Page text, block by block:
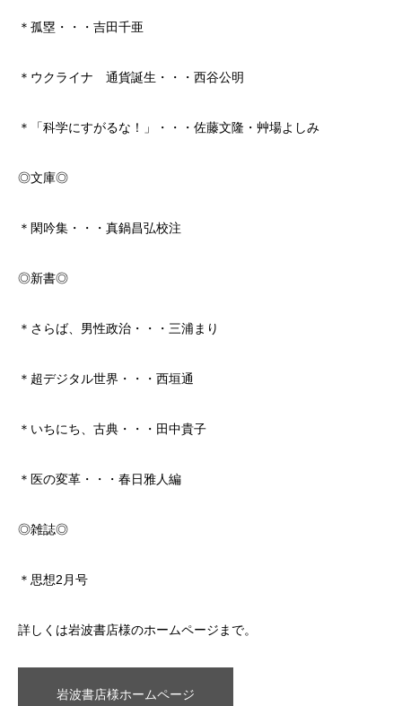
＊孤塁・・・吉田千亜
＊ウクライナ 通貨誕生・・・西谷公明
＊「科学にすがるな！」・・・佐藤文隆・艸場よしみ
◎文庫◎
＊閑吟集・・・真鍋昌弘校注
◎新書◎
＊さらば、男性政治・・・三浦まり
＊超デジタル世界・・・西垣通
＊いちにち、古典・・・田中貴子
＊医の変革・・・春日雅人編
◎雑誌◎
＊思想2月号
詳しくは岩波書店様のホームページまで。
岩波書店様ホームページ